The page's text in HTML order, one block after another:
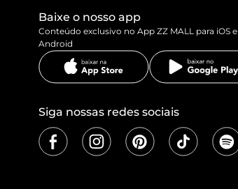
Baixe o nosso app
Conteúdo exclusivo no App ZZ MALL para iOS e
Android
Siga nossas redes sociais